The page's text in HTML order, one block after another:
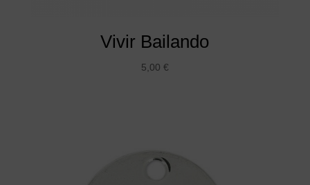
Vivir Bailando
5,00 €